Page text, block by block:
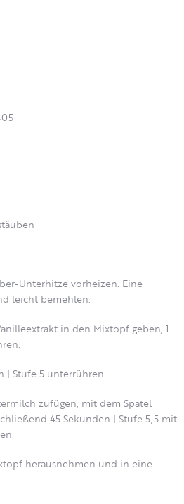
Unterhitze vorheizen. Eine
leicht bemehlen.
in den Mixtopf geben, 1
| Stufe 5 unterrühren.
zufügen, mit dem Spatel
45 Sekunden | Stufe 5,5 mit
herausnehmen und in eine